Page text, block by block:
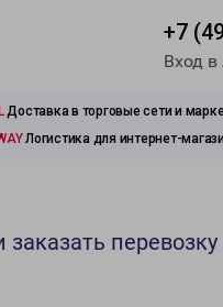
+7
Вход
Доставка в торговые сети и
Логистика для интернет-
заказать перевозку